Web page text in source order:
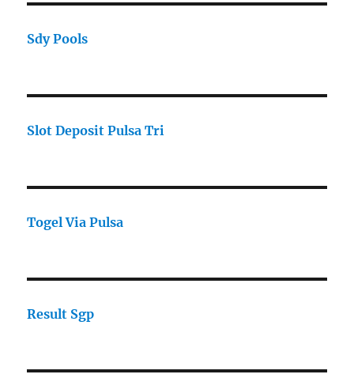
Sdy Pools
Slot Deposit Pulsa Tri
Togel Via Pulsa
Result Sgp